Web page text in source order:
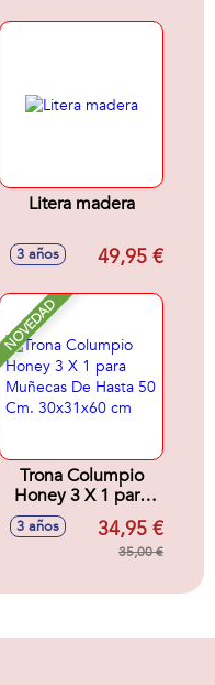
Litera madera
3 años 49,95 €
NOVEDAD
Trona Columpio
Honey 3 X 1 para
Muñecas De Hasta
50 Cm. 30x31x60
3 años 34,95 €
35,00 €